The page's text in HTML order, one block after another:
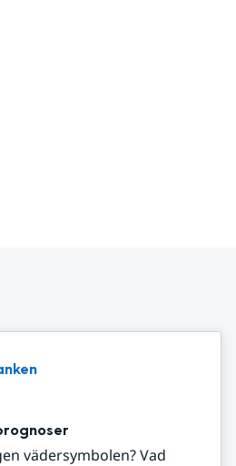
vädersymbolen? Vad